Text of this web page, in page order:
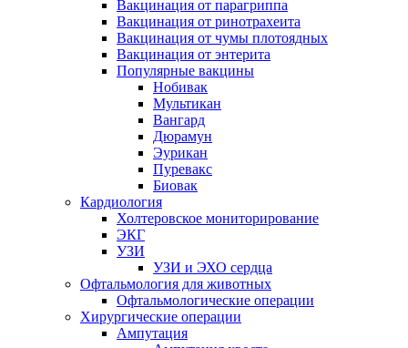
Вакцинация от парагриппа
Вакцинация от ринотрахеита
Вакцинация от чумы плотоядных
Вакцинация от энтерита
Популярные вакцины
Нобивак
Мультикан
Вангард
Дюрамун
Эурикан
Пуревакс
Биовак
Кардиология
Холтеровское мониторирование
ЭКГ
УЗИ
УЗИ и ЭХО сердца
Офтальмология для животных
Офтальмологические операции
Хирургические операции
Ампутация